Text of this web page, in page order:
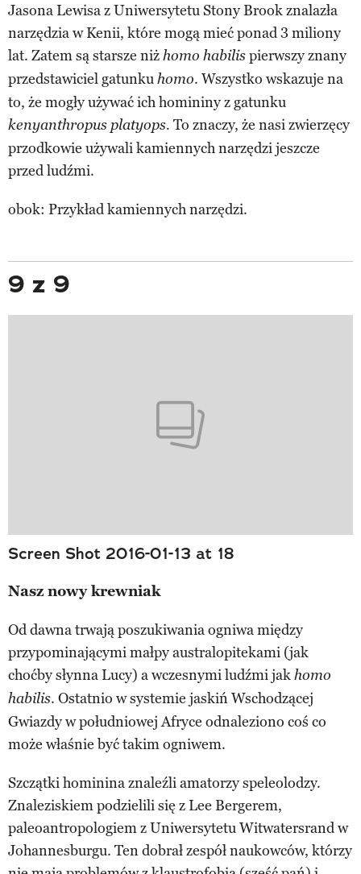
Jasona Lewisa z Uniwersytetu Stony Brook znalazła
narzędzia w Kenii, które mogą mieć ponad 3 miliony
lat. Zatem są starsze niżhomo habilispierwszy znany
przedstawiciel gatunkuhomo. Wszystko wskazuje na
to, że mogły używać ich homininy z gatunku
kenyanthropus platyops. To znaczy, że nasi zwierzęcy
przodkowie używali kamiennych narzędzi jeszcze
przed ludźmi.
obok: Przykład kamiennych narzędzi.
9 z 9
Screen Shot 2016-01-13 at 18
Nasz nowy krewniak
Od dawna trwają poszukiwania ogniwa między
przypominającymi małpy australopitekami (jak
choćby słynna Lucy) a wczesnymi ludźmi jakhomo
habilis. Ostatnio w systemie jaskiń Wschodzącej
Gwiazdy w południowej Afryce odnaleziono coś co
może właśnie być takim ogniwem.
Szczątki hominina znaleźli amatorzy speleolodzy.
Znaleziskiem podzielili się z Lee Bergerem,
paleoantropologiem z Uniwersytetu Witwatersrand w
Johannesburgu. Ten dobrał zespół naukowców, którzy